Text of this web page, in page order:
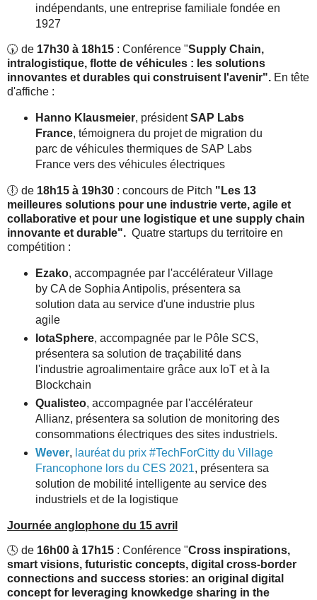
indépendants, une entreprise familiale fondée en
1927
🕠 de 17h30 à 18h15 : Conférence "Supply Chain,
intralogistique, flotte de véhicules : les solutions
innovantes et durables qui construisent l'avenir". En tête
d'affiche :
Hanno Klausmeier, présidentSAP Labs
France, témoignera du projet de migration du
parc de véhicules thermiques de SAP Labs
France vers des véhicules électriques
🕕 de 18h15 à 19h30 : concours de Pitch "Les 13
meilleures solutions pour une industrie verte, agile et
collaborative et pour une logistique et une supply chain
innovante et durable". Quatre startups du territoire en
compétition :
Ezako, accompagnée par l'accélérateur Village
by CA de Sophia Antipolis, présentera sa
solution data au service d'une industrie plus
agile
IotaSphere, accompagnée par le Pôle SCS,
présentera sa solution de traçabilité dans
l'industrie agroalimentaire grâce aux IoT et à la
Blockchain
Qualisteo, accompagnée par l'accélérateur
Allianz, présentera sa solution de monitoring des
consommations électriques des sites industriels.
Wever, lauréat du prix #TechForCitty du Village
Francophone lors du CES 2021, présentera sa
solution de mobilité intelligente au service des
industriels et de la logistique
Journée anglophone du 15 avril
🕓 de 16h00 à 17h15 : Conférence "Cross inspirations,
smart visions, futuristic concepts, digital cross-border
connections and success stories: an original digital
concept for leveraging knowkedge sharing in the